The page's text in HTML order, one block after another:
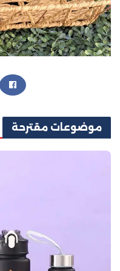
موضوعات مقترحة